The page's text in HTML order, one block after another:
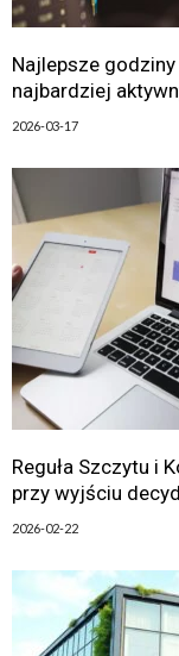
Najlepsze
najbardziej
2026-03-17
Reguła Szczytu i
przy wyjściu
2026-02-22